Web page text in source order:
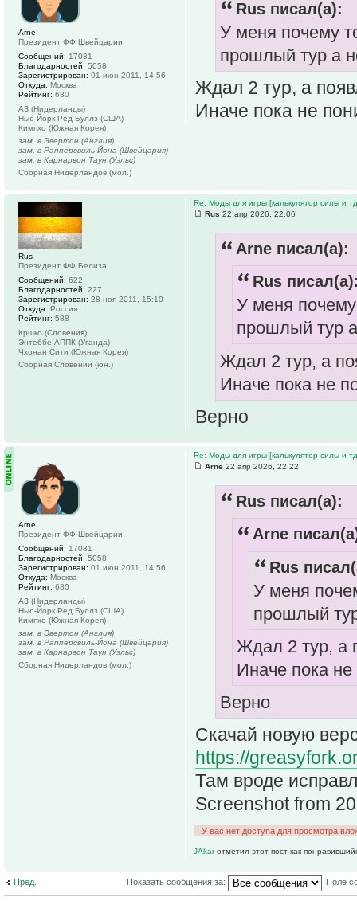
Rus писал(а):
У меня почему
прошлый тур а
Ждал 2 тур, а
Иначе пока не
Arne
Президент ФФ Швейцарии
Сообщений: 17081
Благодарностей: 5058
Зарегистрирован: 01 июн 2011, 14:56
Откуда: Москва
Рейтинг: 680
АЗ (Нидерланды)
Нью-Йорк Ред Буллз (США)
Кимпхо (Южная Корея)
зам. в Эвертон (Англия)
зам. в Рапперсвиль-Йона (Швейцария)
зам. в Карнарвон Таун (Уэльс)
Сборная Нидерландов (мол.)
Re: Моды для игры [калькулятор силы и
Rus 22 апр 2026, 22:06
Arne писал(а):
Rus
У меня
прошлый тур
Ждал 2 тур, а
Иначе пока не
Верно
Rus
Президент ФФ Белиза
Сообщений: 622
Благодарностей: 227
Зарегистрирован: 28 ноя 2011, 15:10
Откуда: Россия
Рейтинг: 588
Кршко (Словения)
Энтеббе АППК (Уганда)
Чхонан Сити (Южная Корея)
Сборная Словении (юн.)
Re: Моды для игры [калькулятор силы и
Arne 22 апр 2026, 22:22
Rus писал(а):
Arne
Rus
У меня
прошлый
Ждал 2 тур, а
Иначе пока
Верно
Скачай новую
https://
Там вроде
Screenshot from
У вас нет доступа для просмотра
JAkarотметил этот пост как
Arne
Президент ФФ Швейцарии
Сообщений: 17081
Благодарностей: 5058
Зарегистрирован: 01 июн 2011, 14:56
Откуда: Москва
Рейтинг: 680
АЗ (Нидерланды)
Нью-Йорк Ред Буллз (США)
Кимпхо (Южная Корея)
зам. в Эвертон (Англия)
зам. в Рапперсвиль-Йона (Швейцария)
зам. в Карнарвон Таун (Уэльс)
Сборная Нидерландов (мол.)
Пред. Показать сообщения за: Поле